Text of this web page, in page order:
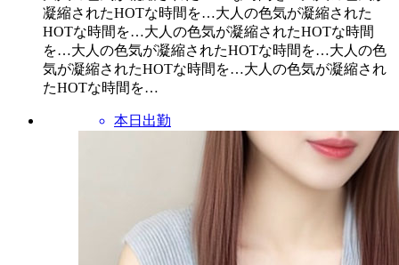
凝縮されたHOTな時間を…大人の色気が凝縮された
HOTな時間を…大人の色気が凝縮されたHOTな時間
を…大人の色気が凝縮されたHOTな時間を…大人の色
気が凝縮されたHOTな時間を…大人の色気が凝縮され
たHOTな時間を…
本日出勤